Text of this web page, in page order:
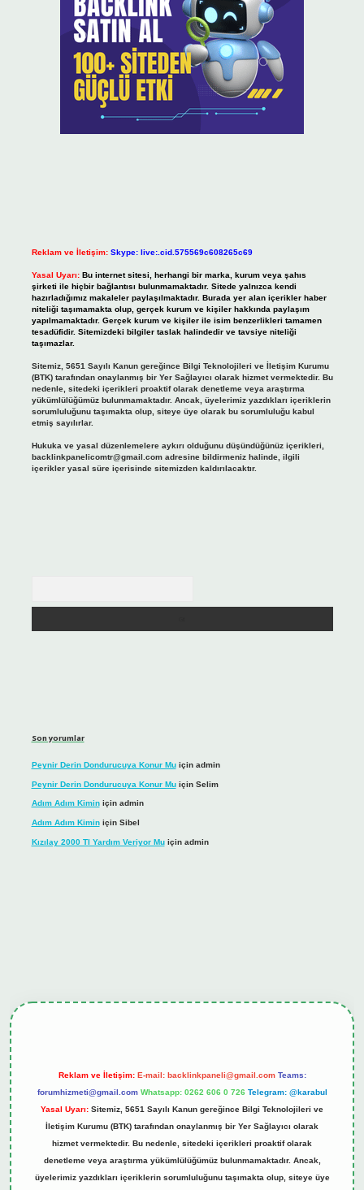
Reklam ve İletişim: Skype: live:.cid.575569c608265c69
Yasal Uyarı: Bu internet sitesi, herhangi bir marka, kurum veya şahıs
şirketi ile hiçbir bağlantısı bulunmamaktadır. Sitede yalnızca kendi
hazırladığımız makaleler paylaşılmaktadır. Burada yer alan içerikler haber
niteliği taşımamakta olup, gerçek kurum ve kişiler hakkında paylaşım
yapılmamaktadır. Gerçek kurum ve kişiler ile isim benzerlikleri tamamen
tesadüfidir. Sitemizdeki bilgiler taslak halindedir ve tavsiye niteliği
taşımazlar.
Sitemiz, 5651 Sayılı Kanun gereğince Bilgi Teknolojileri ve İletişim Kurumu
(BTK) tarafından onaylanmış bir Yer Sağlayıcı olarak hizmet vermektedir. Bu
nedenle, sitedeki içerikleri proaktif olarak denetleme veya araştırma
yükümlülüğümüz bulunmamaktadır. Ancak, üyelerimiz yazdıkları içeriklerin
sorumluluğunu taşımakta olup, siteye üye olarak bu sorumluluğu kabul
etmiş sayılırlar.
Hukuka ve yasal düzenlemelere aykırı olduğunu düşündüğünüz içerikleri,
backlinkpanelicomtr@gmail.comadresine bildirmeniz halinde, ilgili
içerikler yasal süre içerisinde sitemizden kaldırılacaktır.
Son yorumlar
Peynir Derin Dondurucuya Konur Muiçin admin
Peynir Derin Dondurucuya Konur Muiçin Selim
Adım Adım Kiminiçin admin
Adım Adım Kiminiçin Sibel
Kızılay 2000 Tl Yardım Veriyor Muiçin admin
Reklam ve İletişim: E-mail: backlinkpaneli@gmail.com Teams:
forumhizmeti@gmail.com Whatsapp: 0262 606 0 726 Telegram: @karabul
Yasal Uyarı: Sitemiz, 5651 Sayılı Kanun gereğince Bilgi Teknolojileri ve
İletişim Kurumu (BTK) tarafından onaylanmış bir Yer Sağlayıcı olarak
hizmet vermektedir. Bu nedenle, sitedeki içerikleri proaktif olarak
denetleme veya araştırma yükümlülüğümüz bulunmamaktadır. Ancak,
üyelerimiz yazdıkları içeriklerin sorumluluğunu taşımakta olup, siteye üye